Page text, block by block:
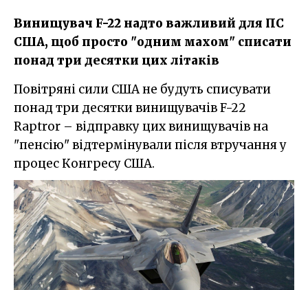
Винищувач F-22 надто важливий для ПС
США, щоб просто "одним махом" списати
понад три десятки цих літаків
Повітряні сили США не будуть списувати
понад три десятки винищувачів F-22
Raptror – відправку цих винищувачів на
"пенсію" відтермінували після втручання у
процес Конгресу США.